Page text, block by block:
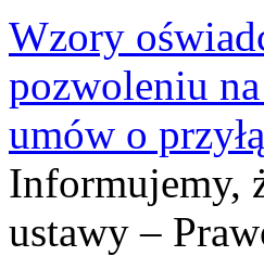
Wzory
pozwoleniu
umów o
Informujemy,
ustawy –